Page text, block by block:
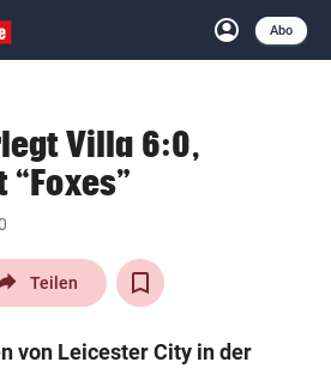
account_circle
Anmelden
Abo
close Schließen
arrow_right
Villa 6:0,
Teilen
von Leicester City in der